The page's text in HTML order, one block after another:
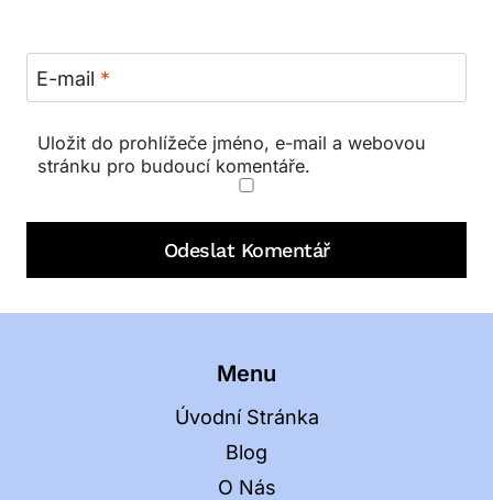
E-mail *
Uložit do prohlížeče jméno, e-mail a webovou
stránku pro budoucí komentáře.
Menu
Úvodní Stránka
Blog
O Nás